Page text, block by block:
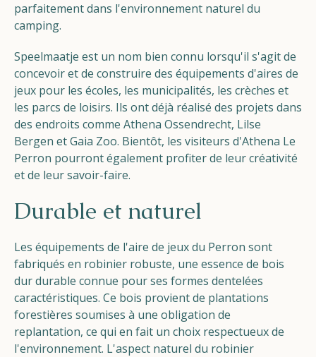
parfaitement dans l'environnement naturel du
camping.
Speelmaatje est un nom bien connu lorsqu'il s'agit de
concevoir et de construire des équipements d'aires de
jeux pour les écoles, les municipalités, les crèches et
les parcs de loisirs. Ils ont déjà réalisé des projets dans
des endroits comme Athena Ossendrecht, Lilse
Bergen et Gaia Zoo. Bientôt, les visiteurs d'Athena Le
Perron pourront également profiter de leur créativité
et de leur savoir-faire.
Durable et naturel
Les équipements de l'aire de jeux du Perron sont
fabriqués en robinier robuste, une essence de bois
dur durable connue pour ses formes dentelées
caractéristiques. Ce bois provient de plantations
forestières soumises à une obligation de
replantation, ce qui en fait un choix respectueux de
l'environnement. L'aspect naturel du robinier